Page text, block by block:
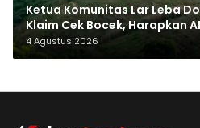
Ketua Komunitas Lar Leba
Klaim Cek Bocek, Harapkan
Makam Leluhur
4 Agustus 2026